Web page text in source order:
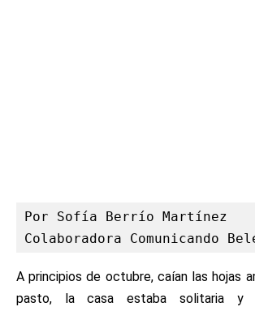
Por Sofía Berrío Martínez
Colaboradora Comunicando
A principios de octubre, caían las hojas
pasto, la casa estaba solitaria y